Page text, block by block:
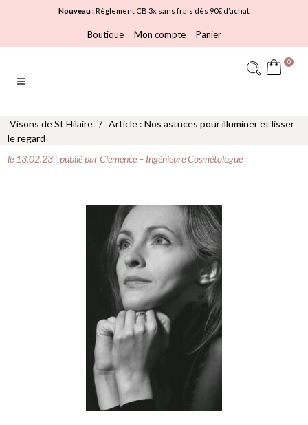
Nouveau :Règlement CB 3x sans frais dès 90€ d’achat
Boutique Mon compte Panier
0
Visons de St Hilaire / Article : Nos astuces pour illuminer et lisser
le regard
le 13.02.23 | publié par Clémence – Ingénieure Cosmétologue